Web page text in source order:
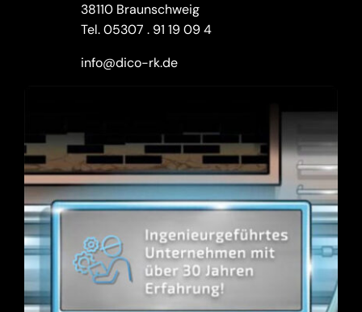
38110 Braunschweig
Tel.05307 . 91 19 09 4
info@dico-rk.de